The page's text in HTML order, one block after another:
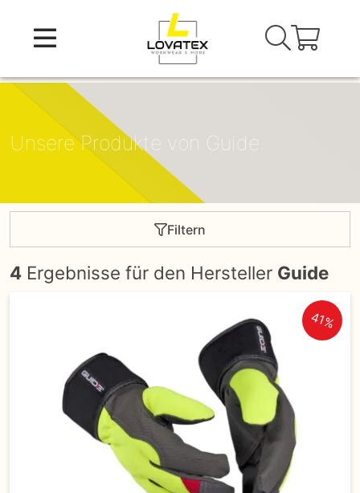
content
Unsere Produkte von Guide
Filtern
4 Ergebnisse für den Hersteller Guide
41%